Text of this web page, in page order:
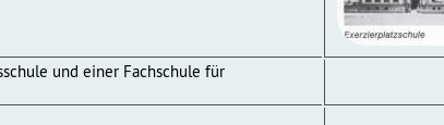
und einer Fachschule für